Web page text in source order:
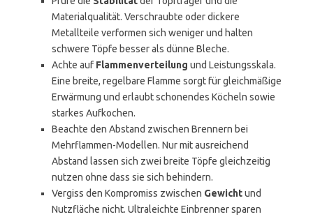
Materialqualität. Verschraubte oder dickere
Metallteile verformen sich weniger und halten
schwere Töpfe besser als dünne Bleche.
Achte auf Flammenverteilung und Leistungsskala.
Eine breite, regelbare Flamme sorgt für gleichmäßige
Erwärmung und erlaubt schonendes Köcheln sowie
starkes Aufkochen.
Beachte den Abstand zwischen Brennern bei
Mehrflammen-Modellen. Nur mit ausreichend
Abstand lassen sich zwei breite Töpfe gleichzeitig
nutzen ohne dass sie sich behindern.
Vergiss den Kompromiss zwischen Gewichtund
Nutzfläche nicht. Ultraleichte Einbrenner sparen